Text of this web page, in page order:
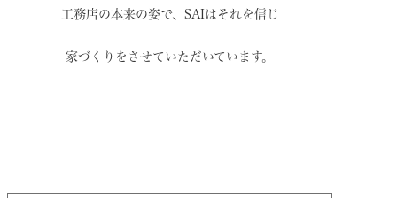
工務店の本来の姿で、 SAIはそれを信じ
家づくりをさせていただいています。